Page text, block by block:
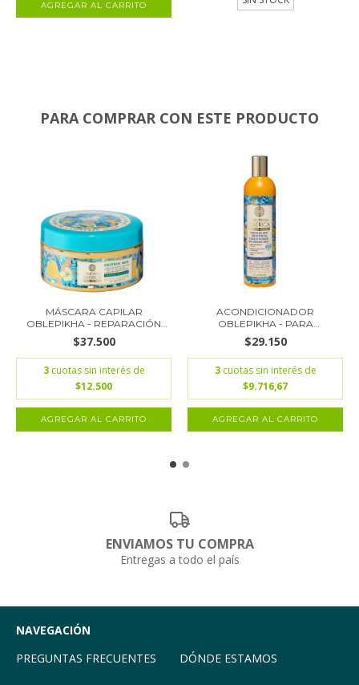
PARA COMPRAR CON ESTE PRODUCTO
MÁSCARA CAPILAR
OBLEPIKHA - REPARACIÓN
P...
$37.500
3 cuotas sin interés de
$12.500
ACONDICIONADOR
OBLEPIKHA - PARA
CABELLO...
$29.150
3 cuotas sin interés de
$9.716,67
ENVIAMOS TU COMPRA
Entregas a todo el país
NAVEGACIÓN
PREGUNTAS FRECUENTES
DÓNDE ESTAMOS